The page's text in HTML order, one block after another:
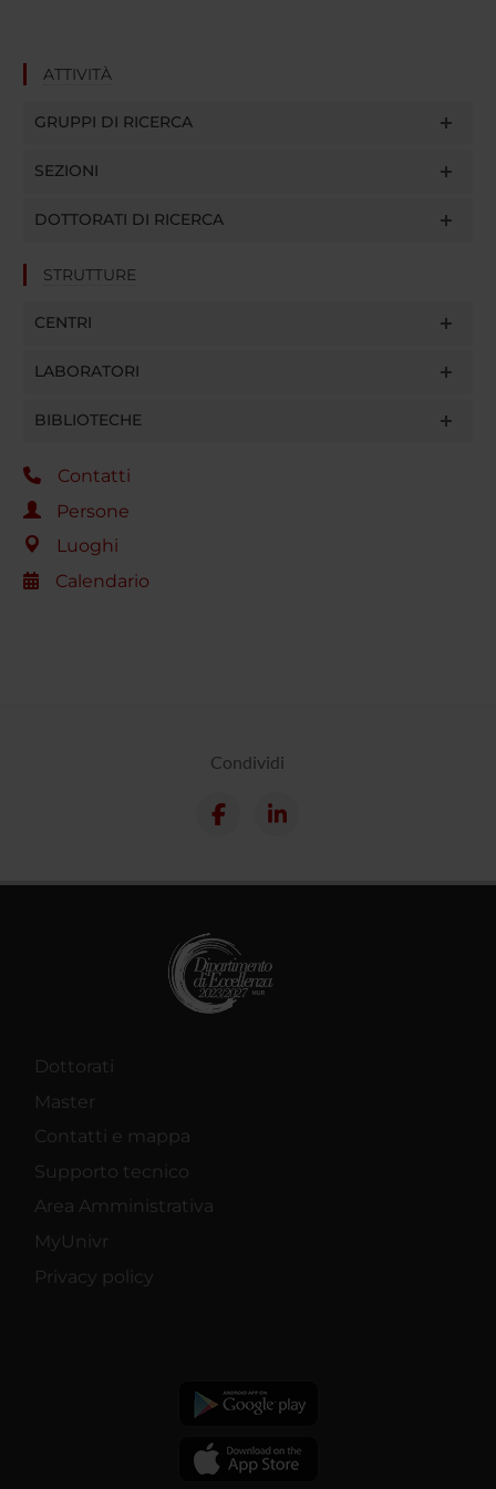
ATTIVITÀ
GRUPPI DI RICERCA
SEZIONI
DOTTORATI DI RICERCA
STRUTTURE
CENTRI
LABORATORI
BIBLIOTECHE
Contatti
Persone
Luoghi
Calendario
Condividi
Dottorati
Master
Contatti e mappa
Supporto tecnico
Area Amministrativa
MyUnivr
Privacy policy